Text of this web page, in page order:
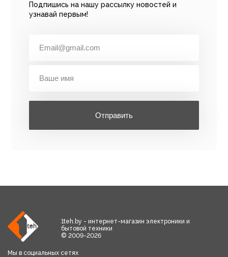
Подпишись на нашу рассылку новостей и
узнавай первым!
Отправить
1teh.by - интернет-магазин электроники и
бытовой техники
© 2009-2026
Мы в социальных сетях